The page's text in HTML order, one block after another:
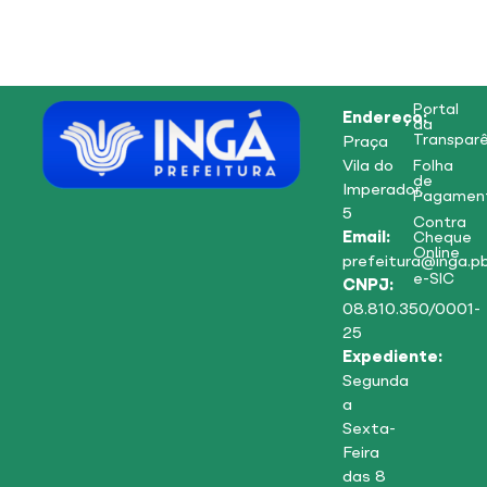
Endereço:
Praça
Vila do
Imperador,
5
Email:
CNPJ:
08.810.350/0001-
25
Expediente:
Segunda
a
Sexta-
Feira
das 8
Portal
da
Folha
de
Contra
Cheque
Online
e-SIC